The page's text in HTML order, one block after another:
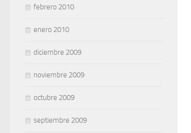
febrero 2010
enero 2010
diciembre 2009
noviembre 2009
octubre 2009
septiembre 2009